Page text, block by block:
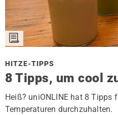
HITZE-TIPPS
8 Tipps, um cool
Heiß? uniONLINE hat 8 Tipps
Temperaturen durchzuhalten.